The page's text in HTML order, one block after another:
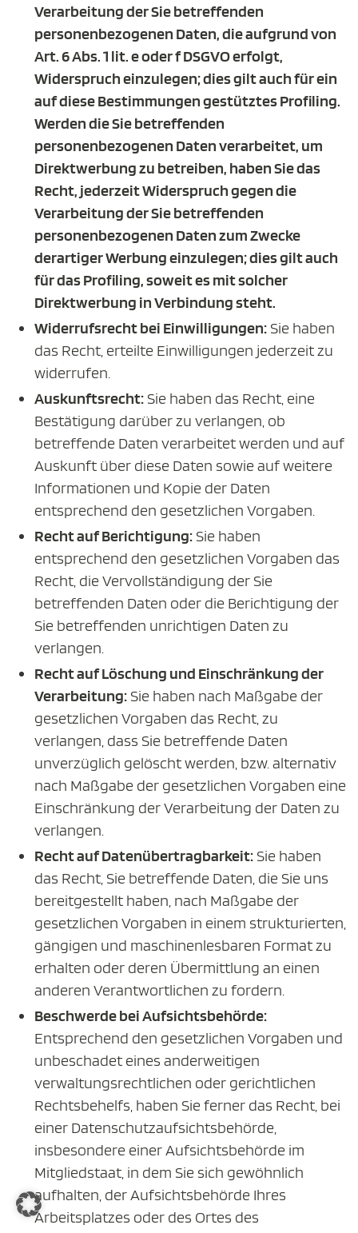
Verarbeitung der Sie betreffenden
personenbezogenen Daten, die aufgrund von
Art. 6 Abs. 1 lit. e oder f DSGVO erfolgt,
Widerspruch einzulegen; dies gilt auch für ein
auf diese Bestimmungen gestütztes Profiling.
Werden die Sie betreffenden
personenbezogenen Daten verarbeitet, um
Direktwerbung zu betreiben, haben Sie das
Recht, jederzeit Widerspruch gegen die
Verarbeitung der Sie betreffenden
personenbezogenen Daten zum Zwecke
derartiger Werbung einzulegen; dies gilt auch
für das Profiling, soweit es mit solcher
Direktwerbung in Verbindung steht.
Widerrufsrecht bei Einwilligungen: Sie haben
das Recht, erteilte Einwilligungen jederzeit zu
widerrufen.
Auskunftsrecht: Sie haben das Recht, eine
Bestätigung darüber zu verlangen, ob
betreffende Daten verarbeitet werden und auf
Auskunft über diese Daten sowie auf weitere
Informationen und Kopie der Daten
entsprechend den gesetzlichen Vorgaben.
Recht auf Berichtigung: Sie haben
entsprechend den gesetzlichen Vorgaben das
Recht, die Vervollständigung der Sie
betreffenden Daten oder die Berichtigung der
Sie betreffenden unrichtigen Daten zu
verlangen.
Recht auf Löschung und Einschränkung der
Verarbeitung: Sie haben nach Maßgabe der
gesetzlichen Vorgaben das Recht, zu
verlangen, dass Sie betreffende Daten
unverzüglich gelöscht werden, bzw. alternativ
nach Maßgabe der gesetzlichen Vorgaben eine
Einschränkung der Verarbeitung der Daten zu
verlangen.
Recht auf Datenübertragbarkeit: Sie haben
das Recht, Sie betreffende Daten, die Sie uns
bereitgestellt haben, nach Maßgabe der
gesetzlichen Vorgaben in einem strukturierten,
gängigen und maschinenlesbaren Format zu
erhalten oder deren Übermittlung an einen
anderen Verantwortlichen zu fordern.
Beschwerde bei Aufsichtsbehörde:
Entsprechend den gesetzlichen Vorgaben und
unbeschadet eines anderweitigen
verwaltungsrechtlichen oder gerichtlichen
Rechtsbehelfs, haben Sie ferner das Recht, bei
einer Datenschutzaufsichtsbehörde,
insbesondere einer Aufsichtsbehörde im
Mitgliedstaat, in dem Sie sich gewöhnlich
aufhalten, der Aufsichtsbehörde Ihres
Arbeitsplatzes oder des Ortes des